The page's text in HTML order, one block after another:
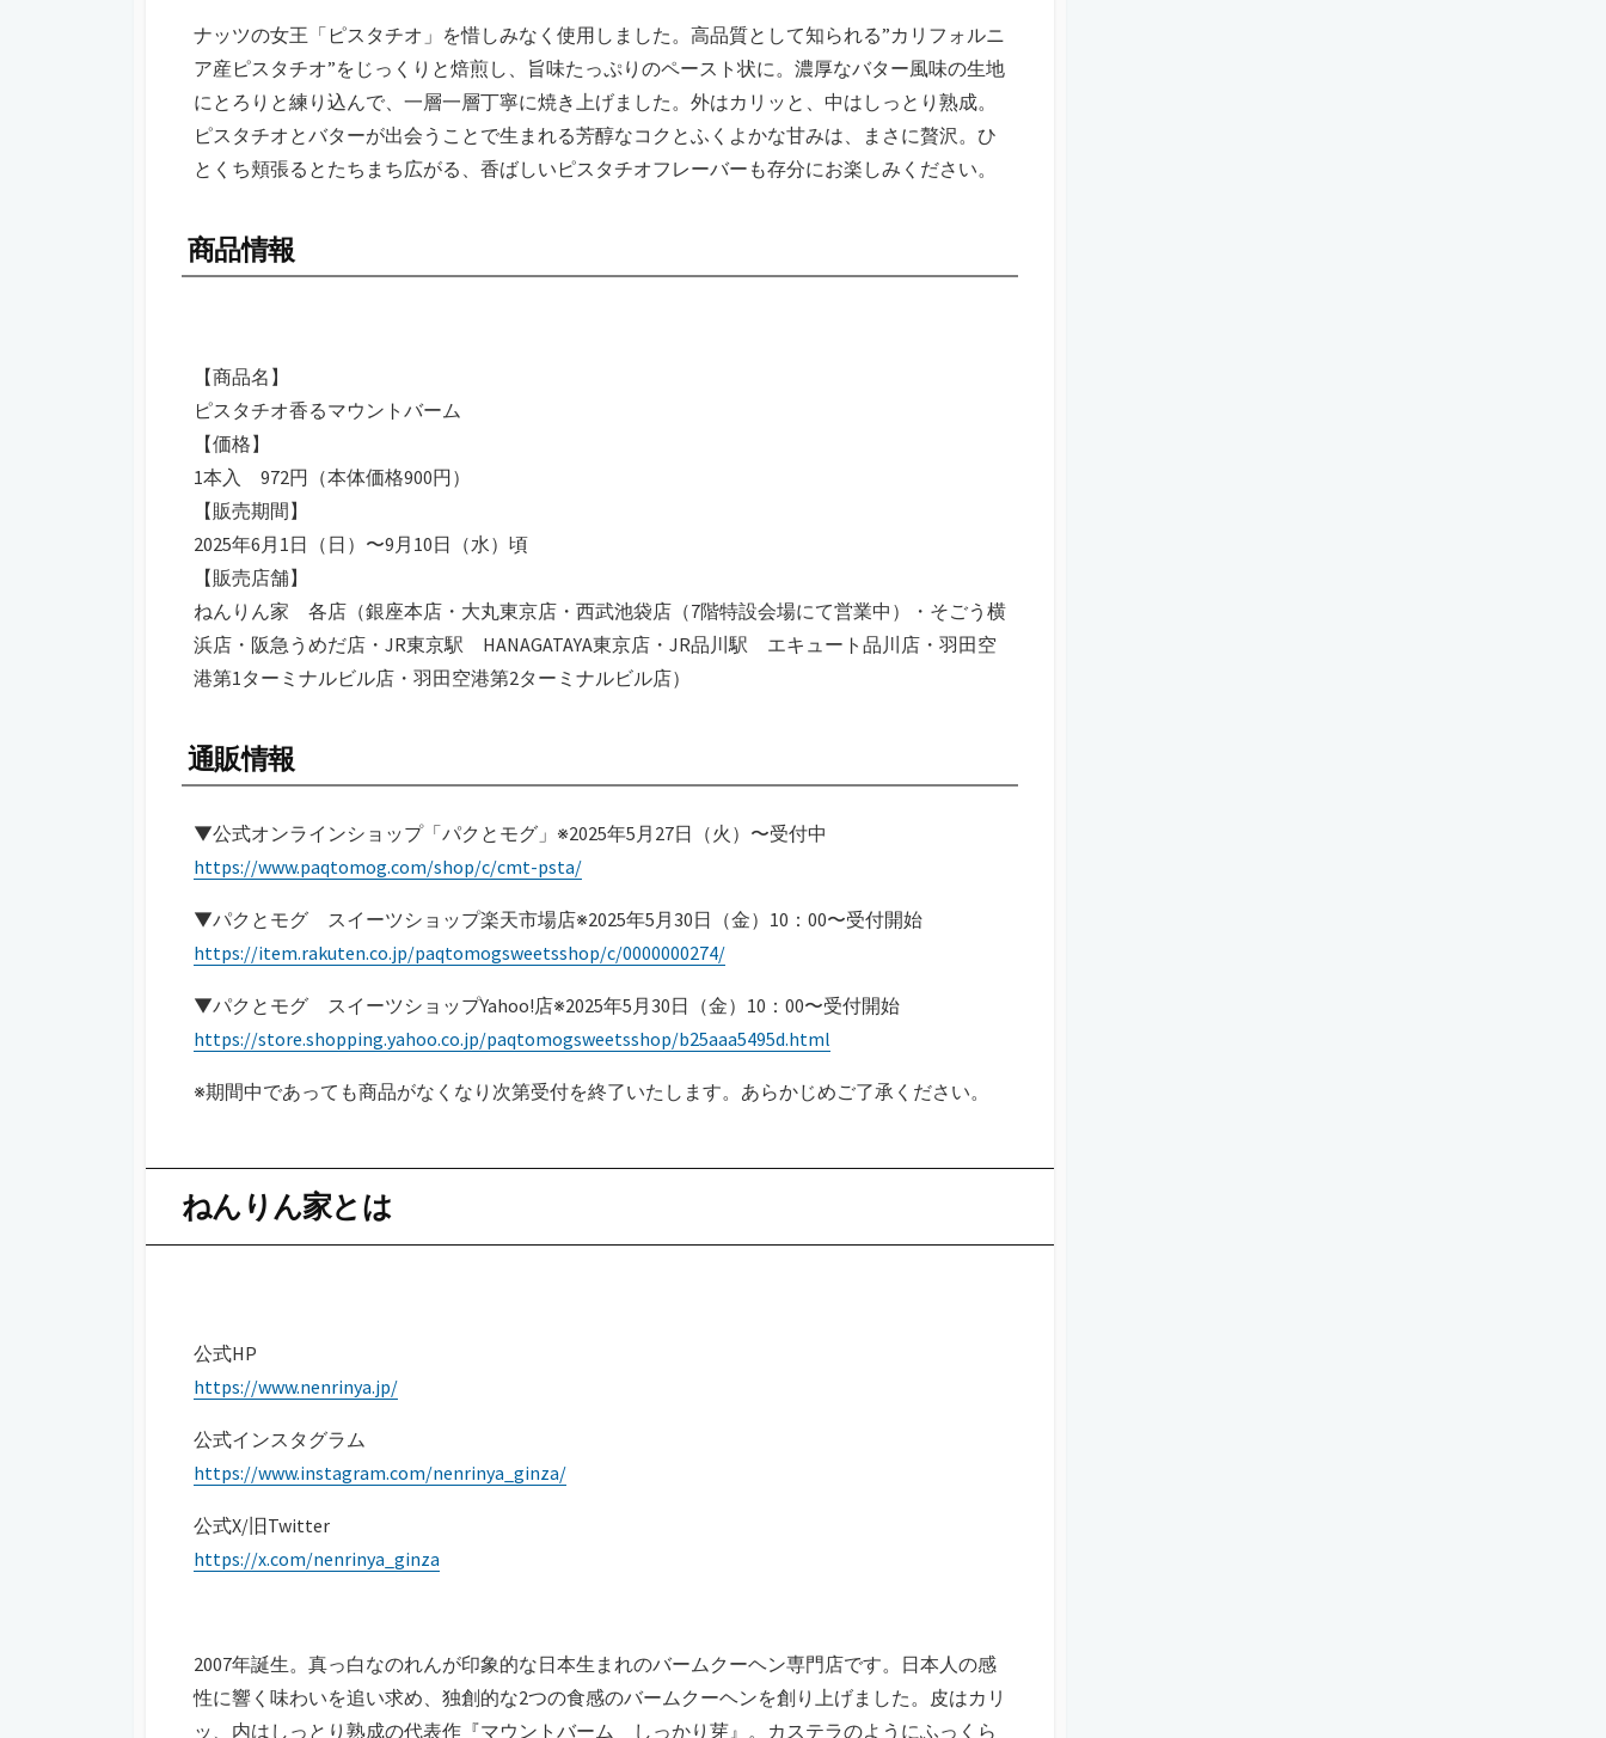
ナッツの女王「ピスタチオ」を惜しみなく使用しました。高品質として知られる”カリフォルニ
ア産ピスタチオ”をじっくりと焙煎し、旨味たっぷりのペースト状に。濃厚なバター風味の生地
にとろりと練り込んで、一層一層丁寧に焼き上げました。外はカリッと、中はしっとり熟成。
ピスタチオとバターが出会うことで生まれる芳醇なコクとふくよかな甘みは、まさに贅沢。ひ
とくち頬張るとたちまち広がる、香ばしいピスタチオフレーバーも存分にお楽しみください。
商品情報
【商品名】
ピスタチオ香るマウントバーム
【価格】
1本入 972円（本体価格900円）
【販売期間】
2025年6月1日（日）〜9月10日（水）頃
【販売店舗】
ねんりん家 各店（銀座本店・大丸東京店・西武池袋店（7階特設会場にて営業中）・そごう横
浜店・阪急うめだ店・JR東京駅 HANAGATAYA東京店・JR品川駅 エキュート品川店・羽田空
港第1ターミナルビル店・羽田空港第2ターミナルビル店）
通販情報
▼公式オンラインショップ「パクとモグ」※2025年5月27日（火）〜受付中
https://www.paqtomog.com/shop/c/cmt-psta/
▼パクとモグ スイーツショップ楽天市場店※2025年5月30日（金）10：00〜受付開始
https://item.rakuten.co.jp/paqtomogsweetsshop/c/0000000274/
▼パクとモグ スイーツショップYahoo!店※2025年5月30日（金）10：00〜受付開始
https://store.shopping.yahoo.co.jp/paqtomogsweetsshop/b25aaa5495d.html
※期間中であっても商品がなくなり次第受付を終了いたします。あらかじめご了承ください。
ねんりん家とは
公式HP
https://www.nenrinya.jp/
公式インスタグラム
https://www.instagram.com/nenrinya_ginza/
公式X/旧Twitter
https://x.com/nenrinya_ginza
2007年誕生。真っ白なのれんが印象的な日本生まれのバームクーヘン専門店です。日本人の感
性に響く味わいを追い求め、独創的な2つの食感のバームクーヘンを創り上げました。皮はカリ
ッ、内はしっとり熟成の代表作『マウントバーム しっかり芽』。カステラのようにふっくら